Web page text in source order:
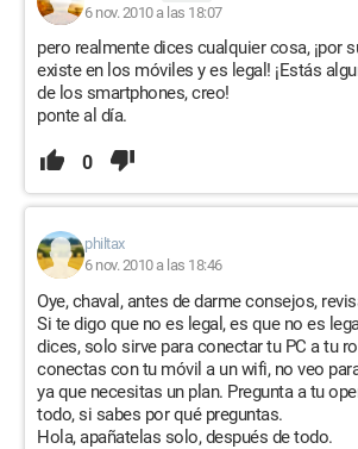
6 nov. 2010 a las 18:07
pero realmente dices cualquier cosa, ¡por
existe en los móviles y es legal! ¡Estás
de los smartphones, creo!
ponte al día.
0
philtax
6 nov. 2010 a las 18:46
Oye, chaval, antes de darme consejos,
Si te digo que no es legal, es que no es
dices, solo sirve para conectar tu PC a tu
conectas con tu móvil a un wifi, no veo
ya que necesitas un plan. Pregunta a tu
todo, si sabes por qué preguntas.
Hola, apañatelas solo, después de todo.